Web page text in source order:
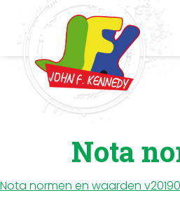
Nota
Nota normen en waarden